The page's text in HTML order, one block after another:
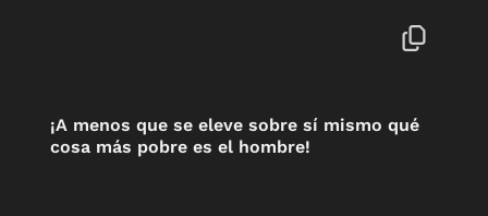
¡A menos que se eleve sobre sí mismo qué
cosa más pobre es el hombre!